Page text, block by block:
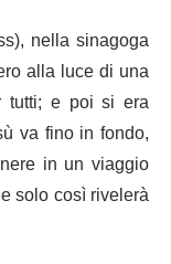
nella sinagoga
alla luce di una
tutti; e poi si era
va fino in fondo,
in un viaggio
solo così rivelerà